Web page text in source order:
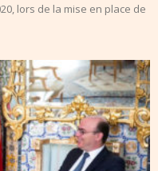
lors de la mise en place de